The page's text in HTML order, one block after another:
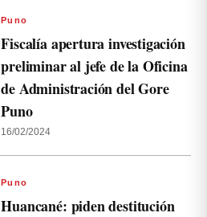
Puno
Fiscalía apertura investigación
preliminar al jefe de la Oficina
de Administración del Gore
Puno
16/02/2024
Puno
Huancané: piden destitución